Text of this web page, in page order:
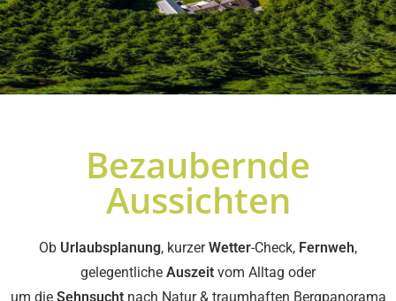
Bezaubernde
Aussichten
Ob Urlaubsplanung, kurzerWetter-Check, Fernweh,
gelegentliche Auszeit vom Alltag oder
um die Sehnsuchtnach Natur & traumhaften Bergpanorama